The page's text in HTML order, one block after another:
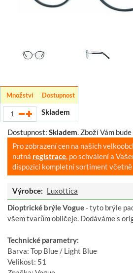
Množství Dostupnost
Skladem
Dostupnost: Skladem. Zboží Vám
Pro zobrazení cen na našich
nutná registrace, po schválení a
dispozici kompletní sortiment včetně
Výrobce: Luxottica
Dioptrické brýle Vogue- tyto brýle
všem tvarům obličeje. Dodáváme s
Technické parametry:
Barva: Top Blue / Light Blue
Velikost: 51